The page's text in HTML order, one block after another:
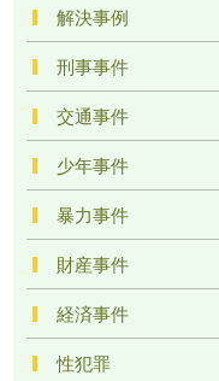
解決事例
刑事事件
交通事件
少年事件
暴力事件
財産事件
経済事件
性犯罪